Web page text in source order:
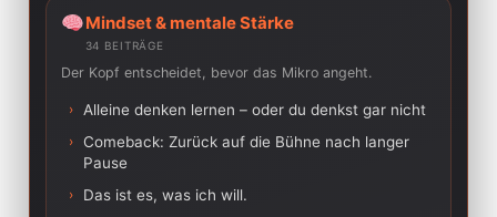
Mindset & mentale Stärke
34 BEITRÄGE
Der Kopf entscheidet, bevor das Mikro angeht.
› Alleine denken lernen – oder du denkst gar nicht
› Comeback: Zurück auf die Bühne nach langer
Pause
› Das ist es, was ich will.